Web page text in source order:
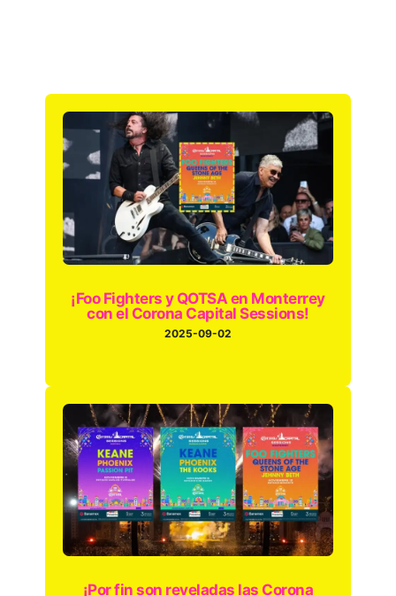
¡Foo Fighters y QOTSA en Monterrey
con el Corona Capital Sessions!
2025-09-02
¡Por fin son reveladas las Corona